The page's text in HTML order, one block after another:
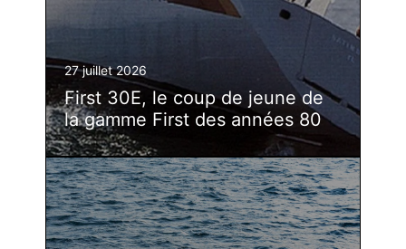
27 juillet 2026
First 30E, le coup de jeune de
la gamme First des années 80